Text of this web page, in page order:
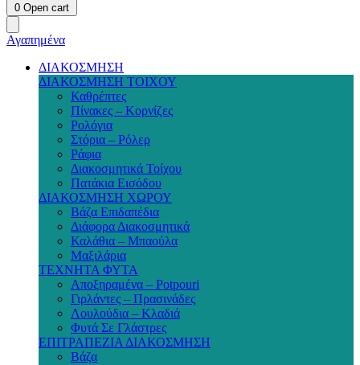
0 Open cart
Αγαπημένα
ΔΙΑΚΟΣΜΗΣΗ
ΔΙΑΚΟΣΜΗΣΗ ΤΟΙΧΟΥ
Καθρέπτες
Πίνακες – Κορνίζες
Ρολόγια
Στόρια – Ρόλερ
Ράφια
Διακοσμητικά Τοίχου
Πατάκια Εισόδου
ΔΙΑΚΟΣΜΗΣΗ ΧΩΡΟΥ
Βάζα Επιδαπέδια
Διάφορα Διακοσμητικά
Καλάθια – Μπαούλα
Μαξιλάρια
ΤΕΧΝΗΤΑ ΦΥΤΑ
Αποξηραμένα – Potpouri
Γιρλάντες – Πρασινάδες
Λουλούδια – Κλαδιά
Φυτά Σε Γλάστρες
ΕΠΙΤΡΑΠΕΖΙΑ ΔΙΑΚΟΣΜΗΣΗ
Βάζα